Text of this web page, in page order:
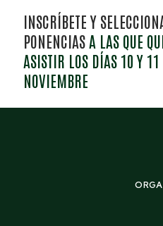
INSCRÍBETE Y
PONENCIAS A LAS QUE
ASISTIR LOS DÍAS 10 Y 11
NOVIEMBRE